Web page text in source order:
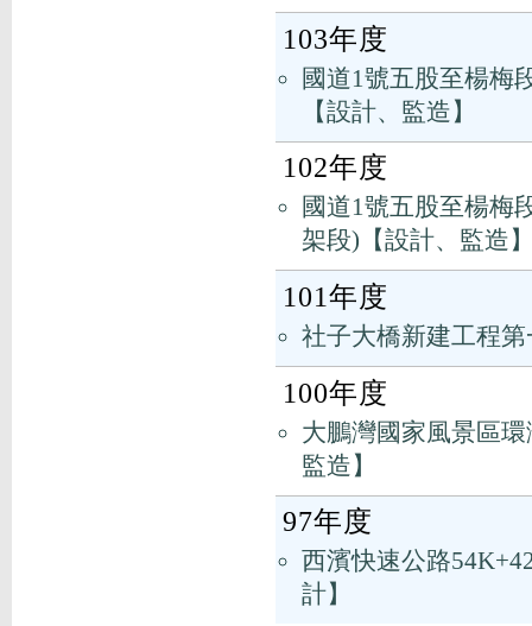
103年度
國道1號五股至楊梅
【設計、監造】
102年度
國道1號五股至楊梅
架段)【設計、監造
101年度
社子大橋新建工程
100年度
大鵬灣國家風景區
監造】
97年度
西濱快速公路
計】